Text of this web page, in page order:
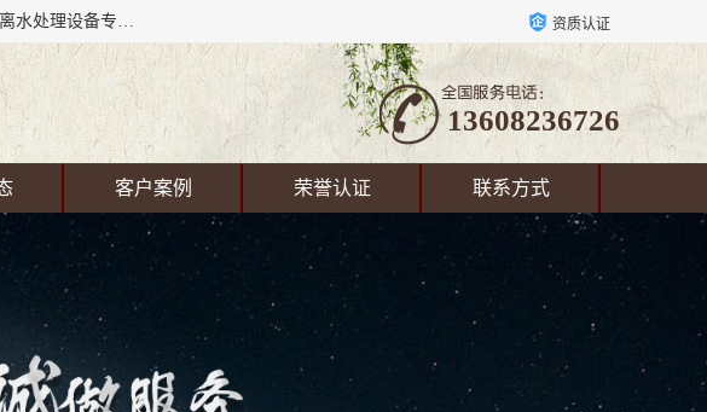
成都源蓉科技公司长期致力于环保技术的研发、设备制造、销售服务。磁分离，超磁分离，矿井水处理，超磁分离水处理设备专业厂家（国家发明专利授权）在水处理领域，公司拥有自己的技术，包括磁分离净化、磁力脱水、精密过滤等，且已获得多项国家发明专利磁分离设备，一级强化设备，磁分离机，磁分离水处理技术服务，超磁分离水处理技术服务。 资质认证
13608236726
客户案例 荣誉认证 联系方式